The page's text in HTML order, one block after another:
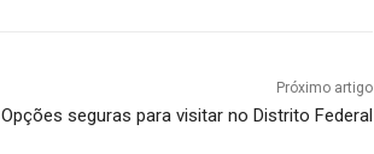
Próximo artigo
Opções seguras para visitar no Distrito Federal